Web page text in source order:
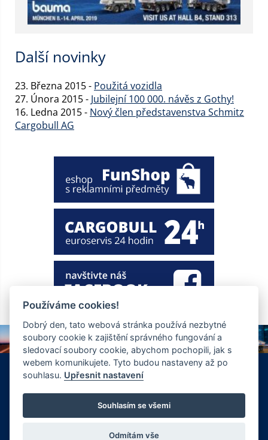
Další novinky
23. Března 2015 - Použitá vozidla
27. Února 2015 - Jubilejní 100 000. návěs z Gothy!
16. Ledna 2015 - Nový člen představenstva Schmitz
Cargobull AG
+420 326 901 186
info@ewt.cz
© Copyright 2026 Společnost EWT spol. s.r.o., realizace
FlexiSystems s.r.o.:e-learning,tvorba webových stránek.
Používáme cookies!
Dobrý den, tato webová stránka používá nezbytné
soubory cookie k zajištění správného fungování a
sledovací soubory cookie, abychom pochopili, jak s
webem komunikujete. Tyto budou nastaveny až po
souhlasu. Upřesnit nastavení
Souhlasím se všemi
Odmítám vše